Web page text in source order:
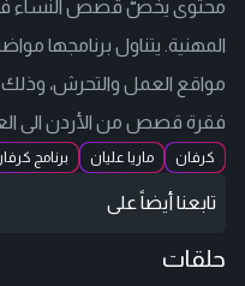
محتوى يخصُّ قصص النساء في
المهنية. يتناول برنامجها
مواقع العمل والتحرش،
فقرة قصص من الأردن الى
كرفان ماريا عليان برنامج
تابعنا أيضاً على
حلقات